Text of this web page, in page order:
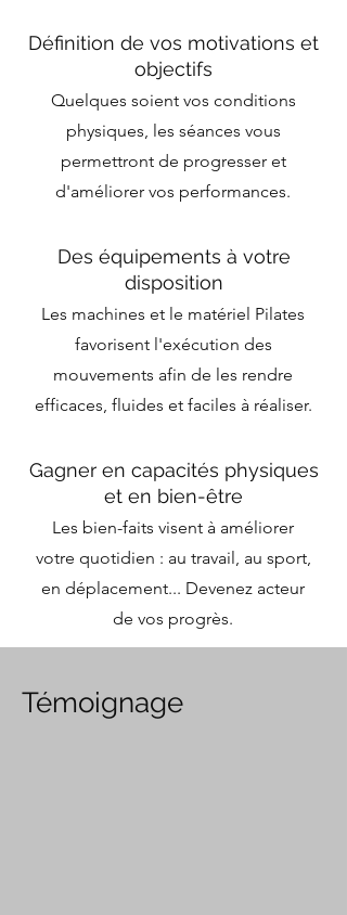
Définition de vos motivations et
objectifs
Quelques soient vos conditions
physiques, les séances vous
permettront de progresser et
d'améliorer vos performances.
Des équipements à votre
disposition
Les machines et le matériel Pilates
favorisent l'exécution des
mouvements afin de les rendre
efficaces, fluides et faciles à réaliser.
Gagner en capacités physiques
et en bien-être
Les bien-faits visent à améliorer
votre quotidien : au travail, au sport,
en déplacement... Devenez acteur
de vos progrès.
Témoignage